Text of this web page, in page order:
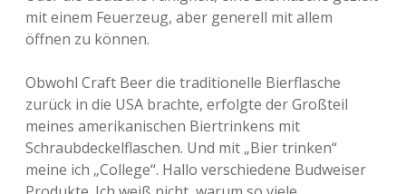
mit einem Feuerzeug, aber generell mit allem
öffnen zu können.
Obwohl Craft Beer die traditionelle Bierflasche
zurück in die USA brachte, erfolgte der Großteil
meines amerikanischen Biertrinkens mit
Schraubdeckelflaschen. Und mit „Bier trinken“
meine ich „College“. Hallo verschiedene Budweiser